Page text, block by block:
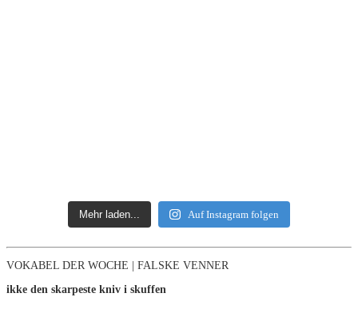
Mehr laden... Auf Instagram folgen
VOKABEL DER WOCHE | FALSKE VENNER
ikke den skarpeste kniv i skuffen